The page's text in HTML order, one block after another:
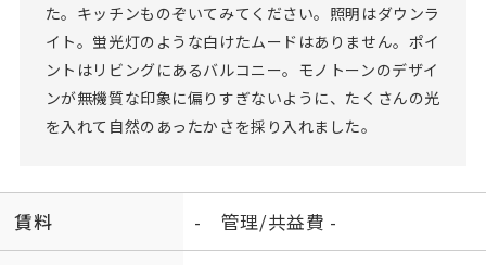
た。キッチンものぞいてみてください。照明はダウンラ
イト。蛍光灯のような白けたムードはありません。ポイ
ントはリビングにあるバルコニー。モノトーンのデザイ
ンが無機質な印象に偏りすぎないように、たくさんの光
を入れて自然のあったかさを採り入れました。
賃料 - 管理/共益費 -